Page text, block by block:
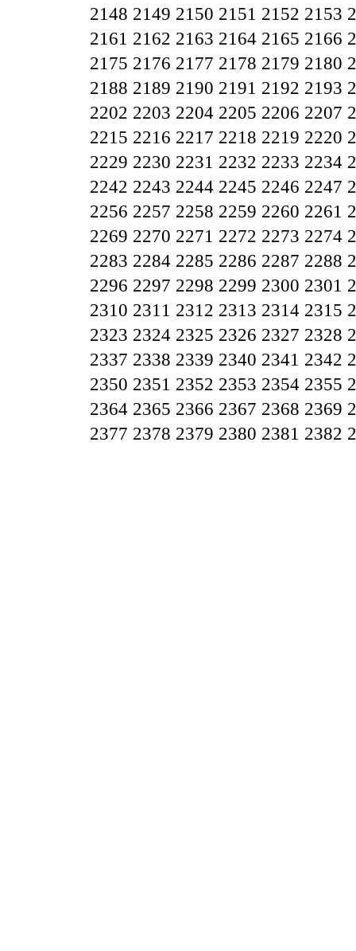
2148 2149 2150 2151 2152 2153
2161 2162 2163 2164 2165 2166
2175 2176 2177 2178 2179 2180
2188 2189 2190 2191 2192 2193
2202 2203 2204 2205 2206 2207
2215 2216 2217 2218 2219 2220
2229 2230 2231 2232 2233 2234
2242 2243 2244 2245 2246 2247
2256 2257 2258 2259 2260 2261
2269 2270 2271 2272 2273 2274
2283 2284 2285 2286 2287 2288
2296 2297 2298 2299 2300 2301
2310 2311 2312 2313 2314 2315
2323 2324 2325 2326 2327 2328
2337 2338 2339 2340 2341 2342
2350 2351 2352 2353 2354 2355
2364 2365 2366 2367 2368 2369
2377 2378 2379 2380 2381 2382